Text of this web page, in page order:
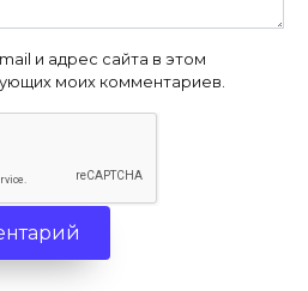
и адрес сайта в этом
моих комментариев.